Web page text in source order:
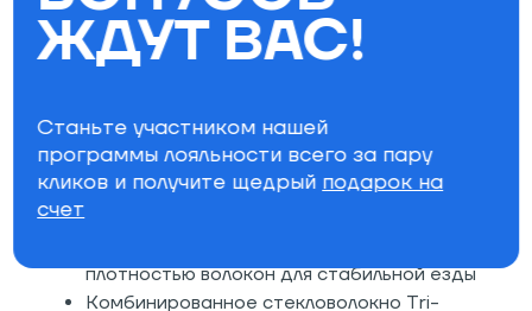
выдаются в районе креплений, где
расположен центр тяжести, что добавляет
контроля и мощи ровно там, где они нужны
не столь агрессивны: обеспечивая
контроль, они не умаляют вашей фристайл-
свободы
плотностью волокон для стабильной езды
Комбинированное стекловолокно Tri-
ЖДУТ ВАС!
Станьте участником нашей
программы лояльности всего за пару
кликов и получите щедрый подарок на
счет